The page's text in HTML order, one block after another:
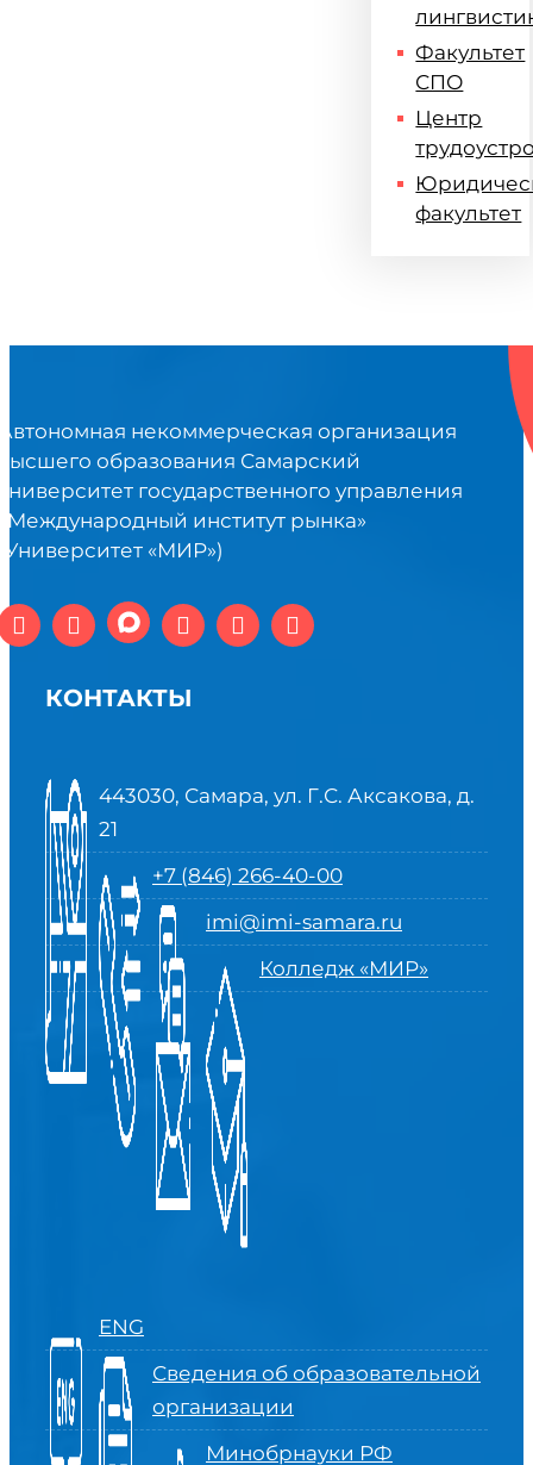
Факультет
СПО
Центр
факультет
некоммерческая организация
образования Самарский
государственного управления
институт рынка»
«МИР»)
КОНТАКТЫ
443030, Самара, ул. Г.С. Аксакова, д.
21
+7 (846) 266-40-00
imi@imi-samara.ru
Колледж «МИР»
ENG
Сведения об образовательной
организации
Минобрнауки РФ